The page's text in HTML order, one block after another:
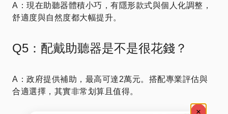
A：現在助聽器體積小巧，有隱形款式與個人化調整，
舒適度與自然度都大幅提升。
Q5：配戴助聽器是不是很花錢？
A：政府提供補助，最高可達2萬元。搭配專業評估與
合適選擇，其實非常划算且值得。